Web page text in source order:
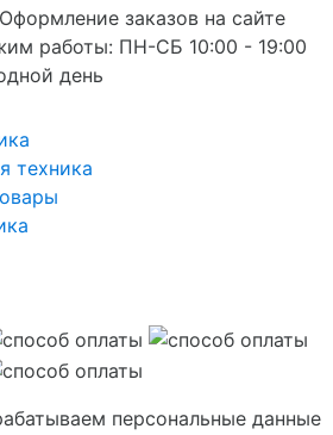
заказов на сайте
работы: ПН-СБ 10:00 - 19:00
день
техника
персональные данные